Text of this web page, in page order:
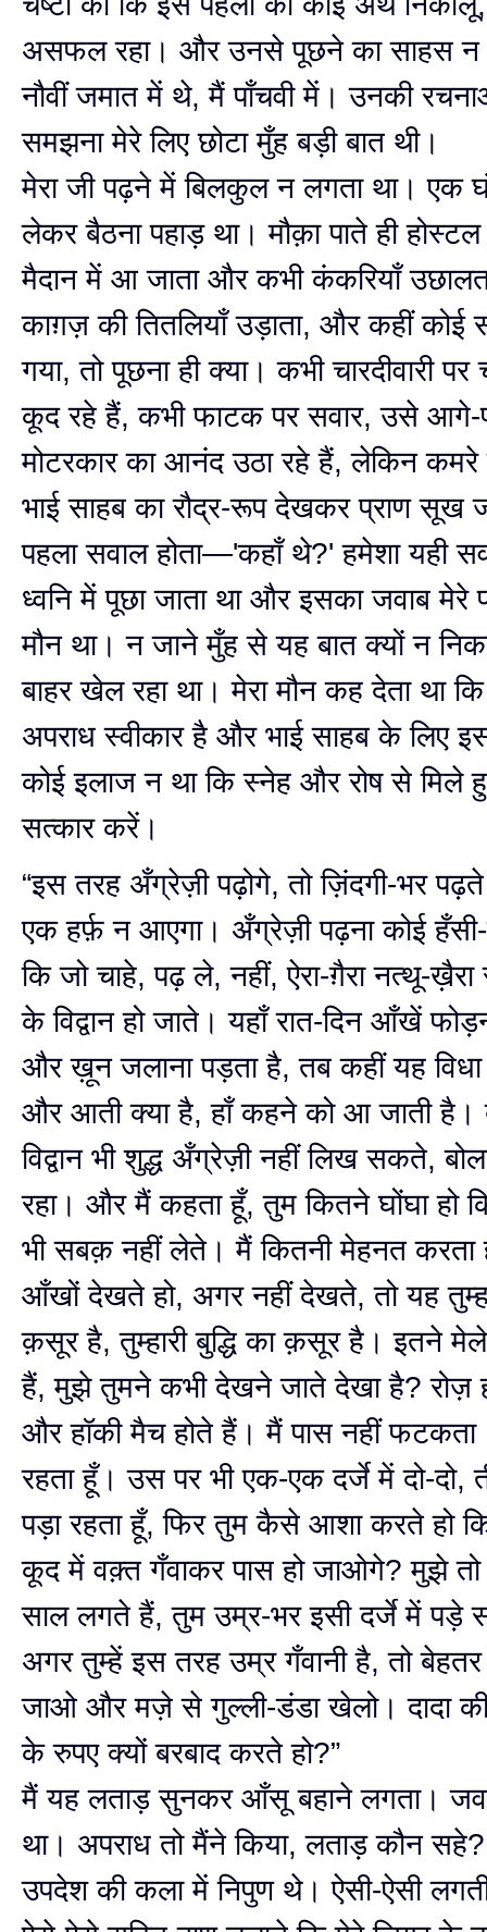
असफल रहा। और उनसे पूछने का साहस
नौवीं जमात में थे, मैं पाँचवी में। उनकी
समझना मेरे लिए छोटा मुँह बड़ी बात थी।
मेरा जी पढ़ने में बिलकुल न लगता था। एक
लेकर बैठना पहाड़ था। मौक़ा पाते ही
मैदान में आ जाता और कभी कंकरियाँ
काग़ज़ की तितलियाँ उड़ाता, और कहीं कोई
गया, तो पूछना ही क्या। कभी चारदीवारी
कूद रहे हैं, कभी फाटक पर सवार, उसे आगे-
मोटरकार का आनंद उठा रहे हैं, लेकिन
भाई साहब का रौद्र-रूप देखकर प्राण सूख
पहला सवाल होता—'कहाँ थे?' हमेशा यही
ध्वनि में पूछा जाता था और इसका जवाब मेरे
मौन था। न जाने मुँह से यह बात क्यों न
बाहर खेल रहा था। मेरा मौन कह देता था
अपराध स्वीकार है और भाई साहब के लिए
कोई इलाज न था कि स्नेह और रोष से मिले
सत्कार करें।
“इस तरह अँग्रेज़ी पढ़ोगे, तो ज़िंदगी-भर
एक हर्फ़ न आएगा। अँग्रेज़ी पढ़ना कोई
कि जो चाहे, पढ़ ले, नहीं, ऐरा-ग़ैरा नत्थू-
के विद्वान हो जाते। यहाँ रात-दिन आँखें
और ख़ून जलाना पड़ता है, तब कहीं यह
और आती क्या है, हाँ कहने को आ जाती है।
विद्वान भी शुद्ध अँग्रेज़ी नहीं लिख सकते,
रहा। और मैं कहता हूँ, तुम कितने घोंघा हो
भी सबक़ नहीं लेते। मैं कितनी मेहनत करता
आँखों देखते हो, अगर नहीं देखते, तो यह
क़सूर है, तुम्हारी बुद्धि का क़सूर है। इतने
हैं, मुझे तुमने कभी देखने जाते देखा है? रोज़
और हॉकी मैच होते हैं। मैं पास नहीं
रहता हूँ। उस पर भी एक-एक दर्जे में दो-दो,
पड़ा रहता हूँ, फिर तुम कैसे आशा करते हो
कूद में वक़्त गँवाकर पास हो जाओगे? मुझे तो
साल लगते हैं, तुम उम्र-भर इसी दर्जे में पड़े
अगर तुम्हें इस तरह उम्र गँवानी है, तो
जाओ और मज़े से गुल्ली-डंडा खेलो। दादा की
के रुपए क्यों बरबाद करते हो?”
मैं यह लताड़ सुनकर आँसू बहाने लगता।
था। अपराध तो मैंने किया, लताड़ कौन सहे?
उपदेश की कला में निपुण थे। ऐसी-ऐसी